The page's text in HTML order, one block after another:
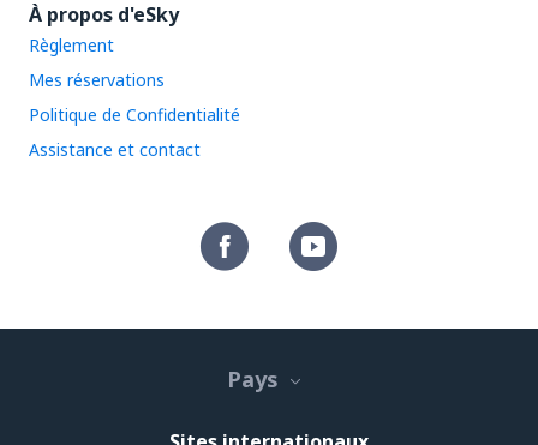
À propos d'eSky
Règlement
Mes réservations
Politique de Confidentialité
Assistance et contact
Pays